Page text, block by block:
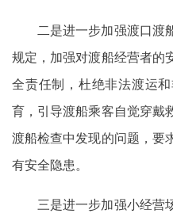
二是进一步加强渡口渡
规定，加强对渡船经营者的
全责任制，杜绝非法渡运
育，引导渡船乘客自觉穿戴
渡船检查中发现的问题，要
有安全隐患。
三是进一步加强小经营